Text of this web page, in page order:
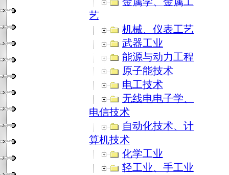
艺
机械、仪表工艺
武器工业
能源与动力工程
原子能技术
电工技术
无线电电子学、
电信技术
自动化技术、计
算机技术
化学工业
轻工业、手工业